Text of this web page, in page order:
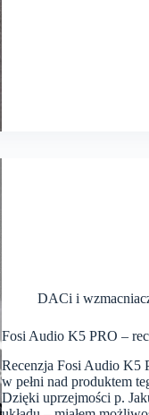
DACi i
Fosi Audio K5 PRO –
Recenzja Fosi Audio K5
w pełni nad produktem
Dzięki uprzejmości p.